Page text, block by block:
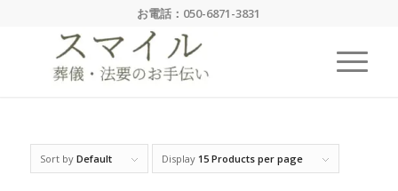
お電話： 050-6871-3831
Sort by Default Display 15 Products per page